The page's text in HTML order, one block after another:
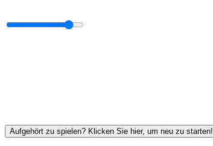
Aufgehört zu spielen? Klicken Sie hier, um neu zu starten!